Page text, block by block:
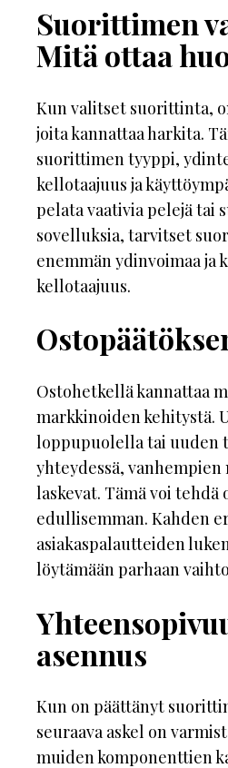
Suorittimen
Mitä ottaa
Kun valitset suorittinta,
joita kannattaa harkita.
suorittimen tyyppi,
kellotaajuus ja
pelata vaativia pelejä tai
sovelluksia, tarvitset
enemmän ydinvoimaa ja
kellotaajuus.
Ostohetkellä kannattaa
markkinoiden kehitystä.
loppupuolella tai uuden
yhteydessä,
laskevat. Tämä voi tehdä
edullisemman. Kahden
asiakaspalautteiden
löytämään parhaan
asennus
Kun on päättänyt
seuraava askel on
muiden komponenttien